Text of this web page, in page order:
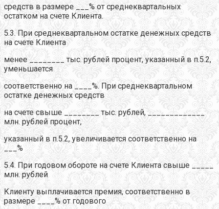
средств в размере ___% от среднеквартальных
остатком на счете Клиента.
5.3. При среднеквартальном остатке денежных средств
на счете Клиента
менее ________ тыс. рублей процент, указанный в п.5.2,
уменьшается
соответственно на ____%. При среднеквартальном
остатке денежных средств
на счете свыше ________ тыс. рублей, _____________
млн. рублей процент,
указанный в п.5.2, увеличивается соответственно на
___%
5.4. При годовом обороте на счете Клиента свыше _____
млн. рублей
Клиенту выплачивается премия, соответственно в
размере ____% от годового